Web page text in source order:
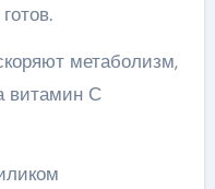
метаболизм,
витамин С